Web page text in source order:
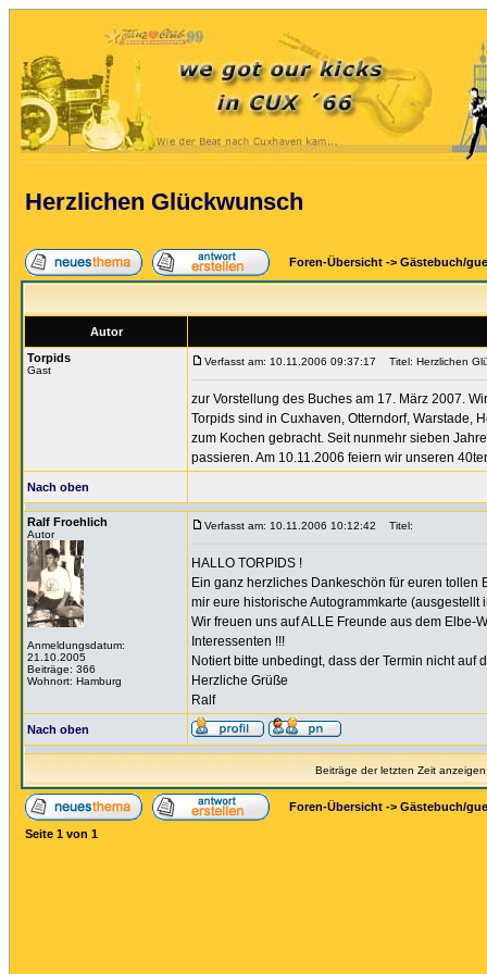
Herzlichen Glückwunsch
Foren-Übersicht -> Gästebuch/
Autor
Torpids
Gast
Verfasst am: 10.11.2006 09:37:17 Titel: Herzlichen
zur Vorstellung des Buches am 17. März 2007.
Torpids sind in Cuxhaven, Otterndorf, Warstade,
zum Kochen gebracht. Seit nunmehr sieben
passieren. Am 10.11.2006 feiern wir unseren
Nach oben
Ralf Froehlich
Autor
Anmeldungsdatum:
21.10.2005
Beiträge: 366
Wohnort: Hamburg
Verfasst am: 10.11.2006 10:12:42 Titel:
HALLO TORPIDS !
Ein ganz herzliches Dankeschön für euren tollen
mir eure historische Autogrammkarte (ausgestellt
Wir freuen uns auf ALLE Freunde aus dem Elbe-
Interessenten !!!
Notiert bitte unbedingt, dass der Termin nicht
Herzliche Grüße
Ralf
Nach oben
Beiträge der letzten Zeit
Foren-Übersicht -> Gästebuch/
Seite 1 von 1